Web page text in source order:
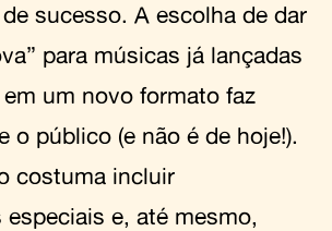
sucesso. A escolha de dar
para músicas já lançadas
um novo formato faz
o público (e não é de hoje!).
costuma incluir
e, até mesmo,